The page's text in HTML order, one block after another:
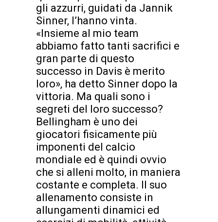
gli azzurri, guidati da Jannik
Sinner, l’hanno vinta.
«Insieme al mio team
abbiamo fatto tanti sacrifici e
gran parte di questo
successo in Davis è merito
loro», ha detto Sinner dopo la
vittoria. Ma quali sono i
segreti del loro successo?
Bellingham è uno dei
giocatori fisicamente più
imponenti del calcio
mondiale ed è quindi ovvio
che si alleni molto, in maniera
costante e completa. Il suo
allenamento consiste in
allungamenti dinamici ed